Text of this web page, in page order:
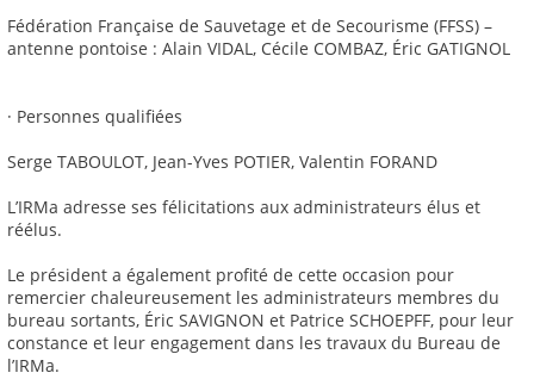
Fédération Française de Sauvetage et de Secourisme (FFSS) –
antenne pontoise : Alain VIDAL, Cécile COMBAZ, Éric GATIGNOL
· Personnes qualifiées
Serge TABOULOT, Jean-Yves POTIER, Valentin FORAND
L’IRMa adresse ses félicitations aux administrateurs élus et
réélus.
Le président a également profité de cette occasion pour
remercier chaleureusement les administrateurs membres du
bureau sortants, Éric SAVIGNON et Patrice SCHOEPFF, pour leur
constance et leur engagement dans les travaux du Bureau de
l’IRMa.